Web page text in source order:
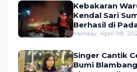
Kebakaran
Kendal Sari
Berhasil di
Monday, April 08,
Singer Cantik
Bumi